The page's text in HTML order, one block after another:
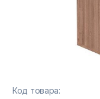
Код товара: